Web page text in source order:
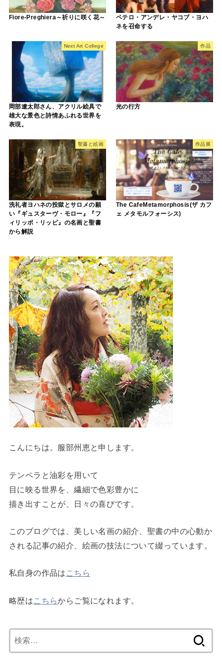
Fiore-Preghiera～祈りに咲く花～
ペテロ・アンデレ・ヤコブ・ヨハ
ネを召命する
Next Art College
岡部遼太郎さん、アクリル絵具で
雄大な景色と詩情あふれる世界を
表現。
作品
光の行方
聖書と絵画
洗礼者ヨハネの投獄とサロメの願
い『ギュスターヴ・モロー』『フ
ィリッポ・リッピ』の名画と聖書
から解説
作品展
The CafeMetamorphosis(ザ カフ
ェ メタモルフォーシス)
こんにちは。服部州恵と申します。
テンペラと油彩を用いて
目に映る世界を、繊細で色彩豊かに
描き出すことが、日々の喜びです。
このブログでは、美しい名画の紹介、聖書の中の心動か
される記事の紹介、絵画の技法について綴っています。
私自身の作品は こちら
略歴はこちらからご覧になれます。
索: